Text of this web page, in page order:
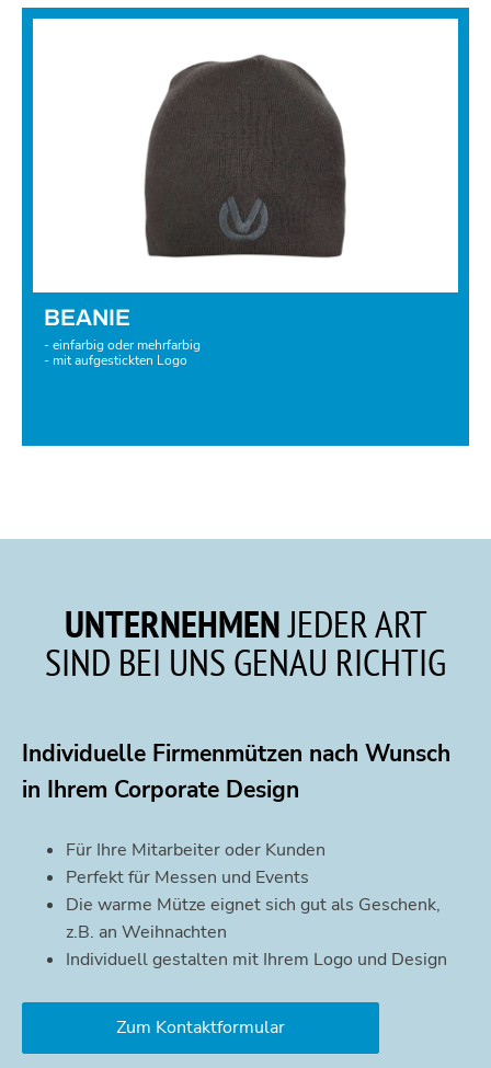
BEANIE
- einfarbig oder mehrfarbig
- mit aufgestickten Logo
UNTERNEHMENJEDER ART
SIND BEI UNS GENAU RICHTIG
Individuelle Firmenmützen nach Wunsch
in Ihrem Corporate Design
Für Ihre Mitarbeiter oder Kunden
Perfekt für Messen und Events
Die warme Mütze eignet sich gut als Geschenk,
z.B. an Weihnachten
Individuell gestalten mit Ihrem Logo und Design
Zum Kontaktformular